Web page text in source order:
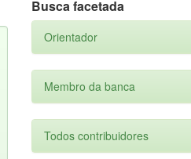
Busca facetada
Orientador
Membro da banca
Todos contribuidores